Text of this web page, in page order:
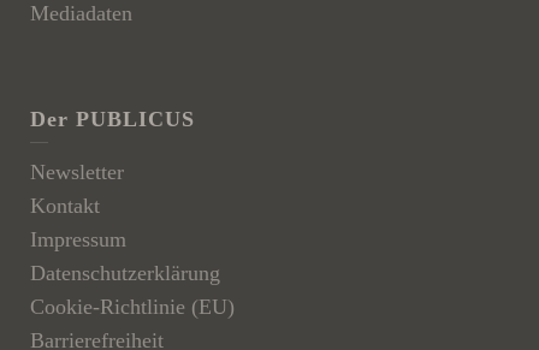
Mediadaten
Der PUBLICUS
Newsletter
Kontakt
Impressum
Datenschutzerklärung
Cookie-Richtlinie (EU)
Barrierefreiheit